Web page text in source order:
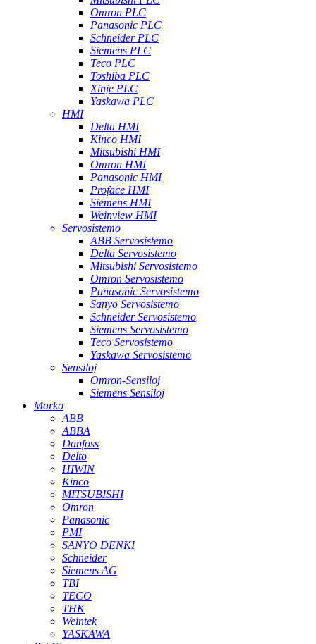
Omron PLC
Panasonic PLC
Schneider PLC
Siemens PLC
Teco PLC
Toshiba PLC
Xinje PLC
Yaskawa PLC
HMI
Delta HMI
Kinco HMI
Mitsubishi HMI
Omron HMI
Panasonic HMI
Proface HMI
Siemens HMI
Weinview HMI
Servosistemo
ABB Servosistemo
Delta Servosistemo
Mitsubishi Servosistemo
Omron Servosistemo
Panasonic Servosistemo
Sanyo Servosistemo
Schneider Servosistemo
Siemens Servosistemo
Teco Servosistemo
Yaskawa Servosistemo
Sensiloj
Omron-Sensiloj
Siemens Sensiloj
Marko
ABB
ABBA
Danfoss
Delto
HIWIN
Kinco
MITSUBISHI
Omron
Panasonic
PMI
SANYO DENKI
Schneider
Siemens AG
TBI
TECO
THK
Weintek
YASKAWA